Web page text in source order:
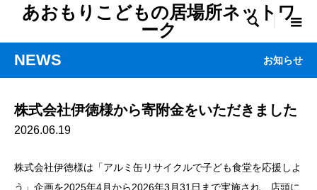
あおもりこどもの居場所ネットワ
ーク

NEWS お知らせ
株式会社伊徳様から寄附金をいただきました
2026.06.19
株式会社伊徳様は「アルミ缶リサイクルで子ども食堂を応援しよ
う」企画を2025年4月から2026年3月31日まで実施され、店頭に